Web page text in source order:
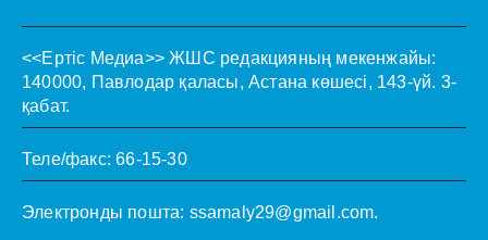
<<Ертіс Медиа>> ЖШС редакцияның мекенжайы:
140000, Павлодар қаласы, Астана көшесі, 143-үй. 3-
қабат.
Теле/факс: 66-15-30
Электронды пошта: ssamaly29@gmail.com.